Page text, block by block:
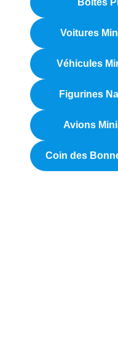
Boîtes
Voitures
Véhicules
Figurines
Avions
Coin des